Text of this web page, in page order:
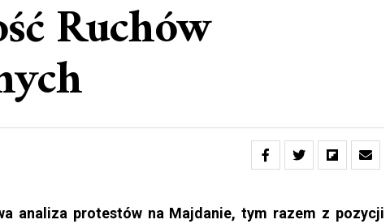
Ruchów
analiza protestów na Majdanie, tym razem z pozycji